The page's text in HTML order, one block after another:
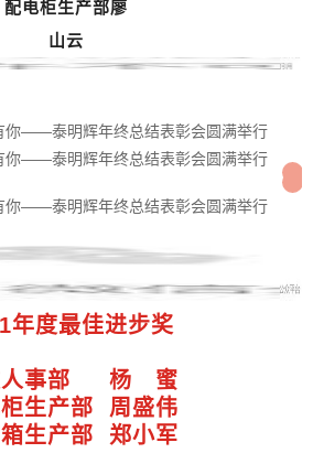
配电柜生产部廖
山云
年度最佳进步奖
人事部 杨 蜜
生产部 周盛伟
生产部 郑小军